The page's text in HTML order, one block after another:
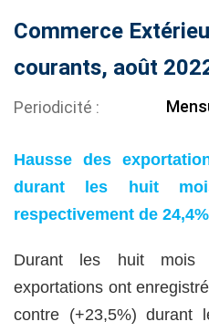
Commerce
courants, août
Periodicité
Hausse des
durant les huit
respectivement de
Durant les huit mois
exportations ont
contre (+23,5%) durant